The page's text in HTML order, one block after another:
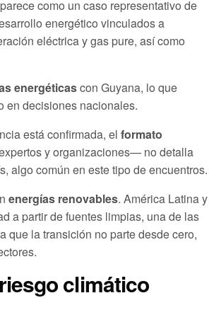
como un caso representativo de
energético vinculados a
eléctrica y gas pure, así como
energéticascon Guyana, lo que
en decisiones nacionales.
está confirmada, elformato
y organizaciones— no detalla
algo común en este tipo de encuentros.
energías renovables. América Latina y
a partir de fuentes limpias, una de las
que la transición no parte desde cero,
climático